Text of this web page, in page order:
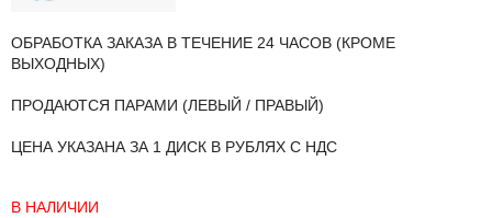
ОБРАБОТКА ЗАКАЗА В ТЕЧЕНИЕ 24 ЧАСОВ (КРОМЕ
ВЫХОДНЫХ)
ПРОДАЮТСЯ ПАРАМИ (ЛЕВЫЙ / ПРАВЫЙ)
ЦЕНА УКАЗАНА ЗА 1 ДИСК В РУБЛЯХ С НДС
В НАЛИЧИИ